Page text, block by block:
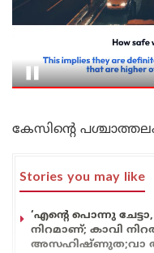
കേസിന്റെ
Stories you may like
‘എന്റെ പൊന്നു
നിറമാണ്; കാവി
അസഹിഷ്ണുത;വാ